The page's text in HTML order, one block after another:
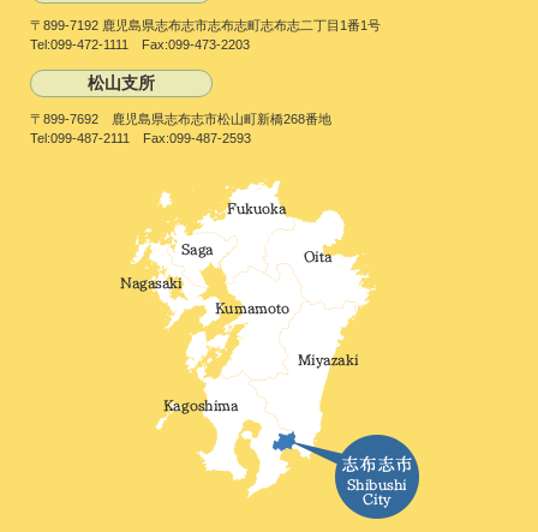
〒899-7192 鹿児島県志布志市志布志町志布志二丁目1番1号
Tel:099-472-1111 Fax:099-473-2203
松山支所
〒899-7692 鹿児島県志布志市松山町新橋268番地
Tel:099-487-2111 Fax:099-487-2593